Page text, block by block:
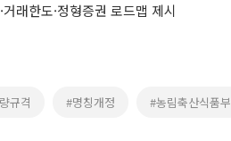
래한도·정형증권 로드맵 제시
규격 #명칭개정 #농림축산식품부